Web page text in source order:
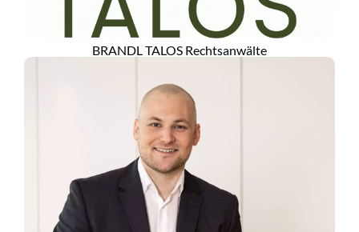
BRANDL TALOS Rechtsanwälte